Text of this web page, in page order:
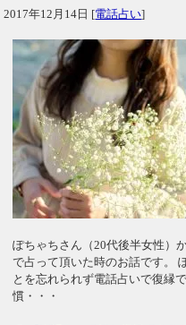
2017年12月14日 [電話占い]
ぽちゃちさん（20代後半女性）
で占って頂いた時のお話です。
とを忘れられず電話占いで復縁
慣・・・